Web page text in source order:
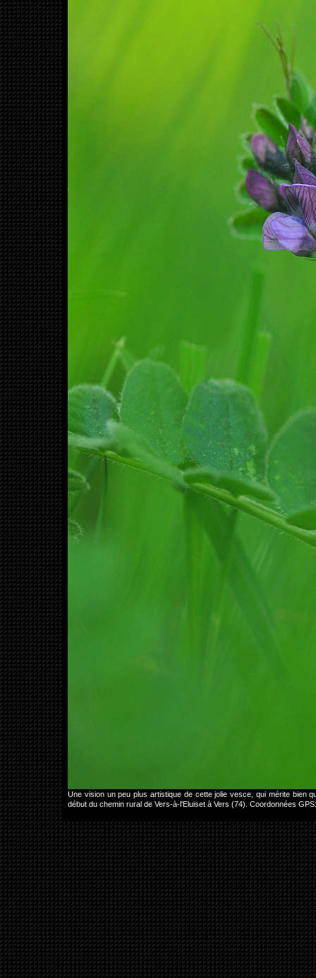
Une vision un peu plus artistique de cette jolie vesce, qui mérite bien
début du chemin rural de Vers-à-l'Eluiset à Vers (74). Coordonnées